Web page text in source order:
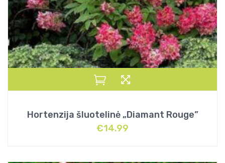
Hortenzija šluotelinė „Diamant Rouge”
€14.99